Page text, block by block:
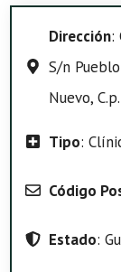
Dirección:
S/n
Nuevo,
Tipo:
Código
Estado: